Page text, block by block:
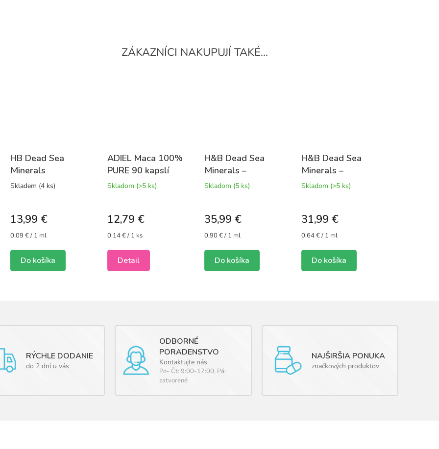
HB Dead Sea
Minerals
Detoxikačná
z Mŕtveho mora
(150 ml)
Skladem (4 ks)
13,99 €
Jednotková
0,09 € / 1 ml
Do košíka
ADIEL Maca 100%
PURE 90 kapslí
Skladom (>5 ks)
12,79 €
Jednotková
0,14 € / 1 ks
Detail
H&B Dead Sea
Minerals –
Multiliftingové
40 ml
Skladom (5 ks)
35,99 €
Jednotková
0,90 € / 1 ml
Do košíka
H&B Dead Sea
Minerals –
Multiliftingový
50 ml
Skladom (>5 ks)
31,99 €
Jednotková
0,64 € / 1 ml
Do košíka
RÝCHLE DODANIE
do 2 dní u vás
ODBORNÉ
PORADENSTVO
Kontaktujte nás
Po- Čt: 9:00-17:00, Pá:
zatvorené
NAJŠIRŠIA PONUKA
značkových produktov